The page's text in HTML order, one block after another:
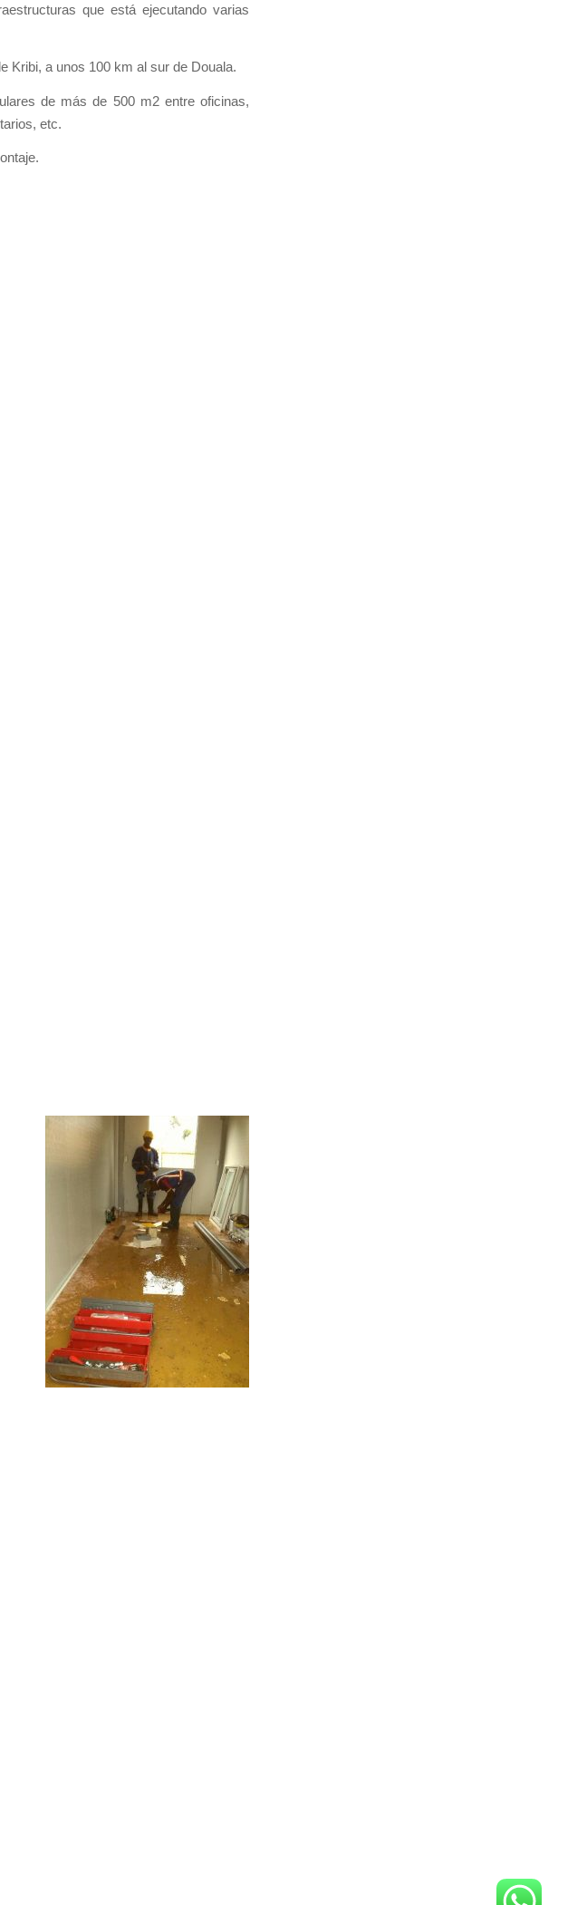
que está ejecutando varias
Kribi, a unos 100 km al sur de Douala.
de más de 500 m2 entre oficinas,
etc.